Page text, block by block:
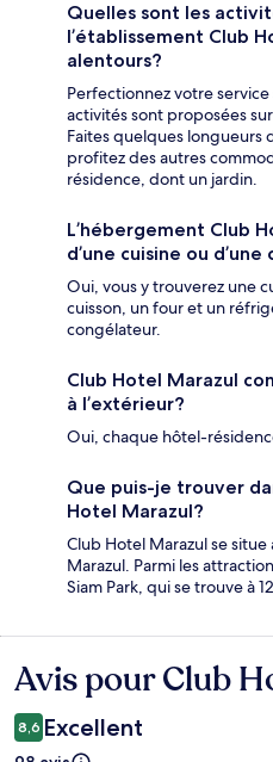
Quelles sont les
l’établissement Club
alentours?
Perfectionnez votre service
activités sont proposées
Faites quelques longueurs
profitez des autres
résidence, dont un jardin.
L’hébergement Club
d’une cuisine ou
Oui, vous y trouverez une
cuisson, un four et un
congélateur.
Club Hotel Marazul
à l’extérieur?
Oui, chaque hôtel-
Que puis-je trouver
Hotel Marazul?
Club Hotel Marazul se
Marazul. Parmi les
Siam Park, qui se trouve à
Avis
Avis pour Club
8,6 Excellent